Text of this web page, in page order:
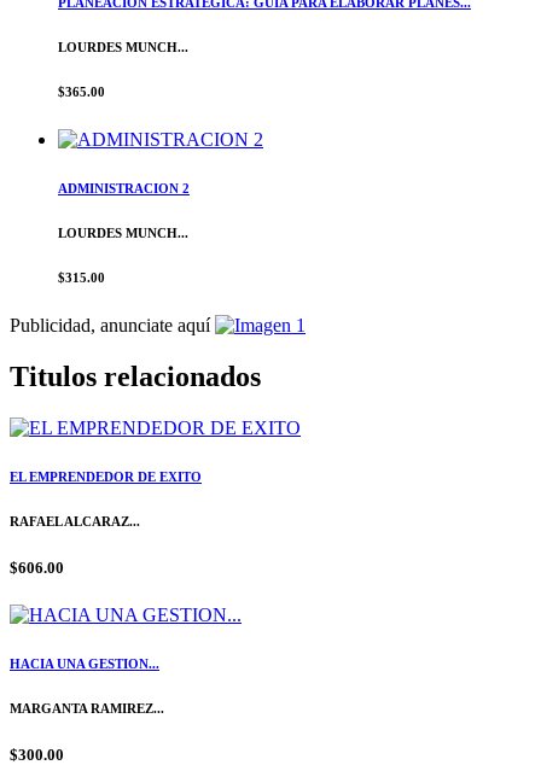
LOURDES MUNCH...
$365.00
ADMINISTRACION 2
LOURDES MUNCH...
$315.00
Publicidad, anunciate aquí
Titulos relacionados
EL EMPRENDEDOR DE EXITO
RAFAEL ALCARAZ...
$606.00
HACIA UNA GESTION...
MARGANTA RAMIREZ...
$300.00